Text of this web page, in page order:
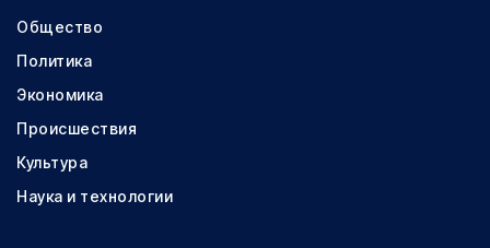
Общество
Политика
Экономика
Происшествия
Культура
Наука и технологии